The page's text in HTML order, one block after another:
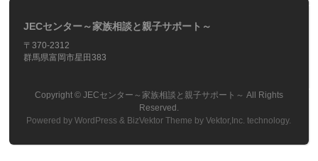
JECセンター～家族相談と親子サポート～
〒370-2312
群馬県富岡市星田383
Copyright © JECセンター～家族相談と親子サポート～ All Rights
Reserved.
Powered byWordPress & BizVektor Theme byVektor,Inc. technology.